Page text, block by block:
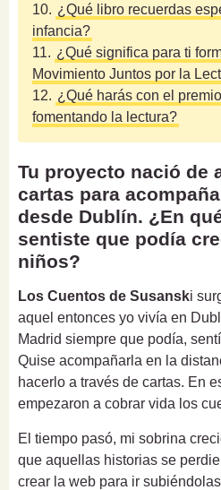
10. ¿Qué libro recuerdas
infancia?
11. ¿Qué significa para ti
Movimiento Juntos por la
12. ¿Qué harás con el
fomentando la lectura?
Tu proyecto nació de
cartas para
desde Dublín. ¿En
sentiste que podía
niños?
Los Cuentos de Susanski
aquel entonces yo vivía en
Madrid siempre que podía,
Quise acompañarla en la
hacerlo a través de cartas. En
empezaron a cobrar vida los
El tiempo pasó, mi sobrina
que aquellas historias se
crear la web para ir